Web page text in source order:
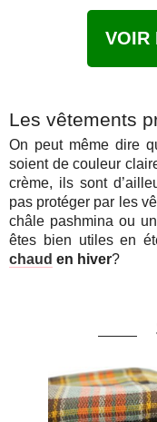
VOIR
Les vêtements
On peut même dire
soient de couleur
crème, ils sont
pas protéger par les
châle pashmina ou
êtes bien utiles en
chaud en hiver?